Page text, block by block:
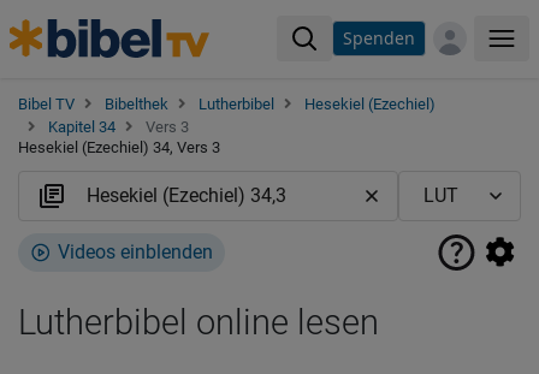
Spenden
Bibel TV Bibelthek Lutherbibel
Hesekiel (Ezechiel)
Kapitel 34
Vers 3
Hesekiel (Ezechiel) 34, Vers 3
Videos einblenden
Lutherbibel online lesen